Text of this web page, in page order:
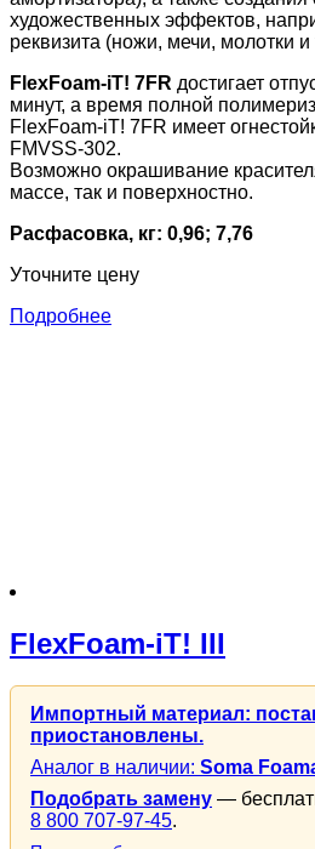
художественных эффектов,
реквизита (ножи, мечи, молотки и
FlexFoam-iT! 7FR достигает
минут, а время полной
FlexFoam-iT! 7FR имеет
FMVSS-302.
Возможно окрашивание
массе, так и поверхностно.
Расфасовка, кг: 0,96; 7,76
Уточните цену
Подробнее
FlexFoam-iT! III
Импортный материал:
приостановлены.
Аналог в наличии: Soma
Подобрать замену —
8 800 707-97-45.